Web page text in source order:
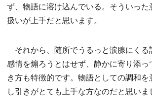
ず、物語に溶け込んでいる。そういった
扱いが上手だと思います。
それから、随所でうるっと涙腺にくる
感情を煽ろうとはせず、静かに寄り添
き方も特徴的です。物語としての調和
し引きがとても上手な方なのだと思いま